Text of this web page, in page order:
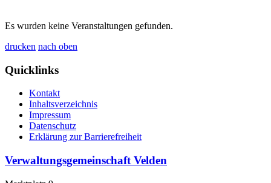
Es wurden keine Veranstaltungen gefunden.
drucken nach oben
Quicklinks
Kontakt
Inhaltsverzeichnis
Impressum
Datenschutz
Erklärung zur Barrierefreiheit
Verwaltungsgemeinschaft Velden